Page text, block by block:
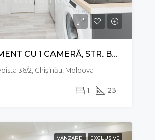
APARTAMENT CU 1 CAMERĂ, STR. BUREBISTA, BOTANICA
36/2, Chișinău, Moldova
1 23
VÂNZARE EXCLUSIVE